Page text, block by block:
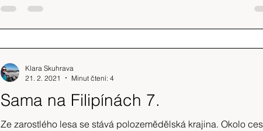
Sama na Filipínách 7.
Ze zarostlého lesa se stává polozemědělská krajina. Okolo
Klara Skuhrava
21. 2. 2021
Minut čtení: 4